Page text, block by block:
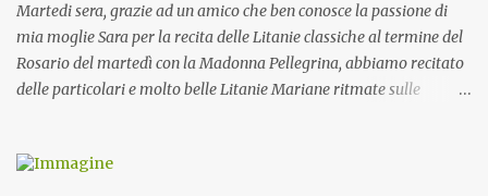
Martedi sera, grazie ad un amico che ben conosce la passione di
mia moglie Sara per la recita delle Litanie classiche al termine del
Rosario del martedì con la Madonna Pellegrina, abbiamo recitato
delle particolari e molto belle Litanie Mariane ritmate sulle
preghiera.